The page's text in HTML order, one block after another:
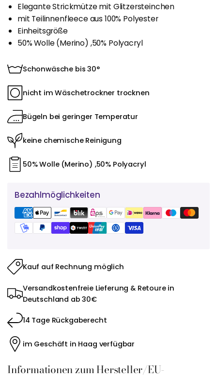
Elegante Strickmütze mit Glitzersteinchen
mit Teilinnenfleece aus 100% Polyester
Einheitsgröße
50% Wolle (Merino) ,50% Polyacryl
Schonwäsche bis 30°
nicht im Wäschetrockner trocknen
Bügeln bei geringer Temperatur
keine chemische Reinigung
50% Wolle (Merino) ,50% Polyacryl
Bezahlmöglichkeiten
Kauf auf Rechnung möglich
Versandkostenfreie Lieferung & Retoure in
Deutschland ab 30€
14 Tage Rückgaberecht
im Geschäft in Haag verfügbar
Informationen zum Hersteller/EU-